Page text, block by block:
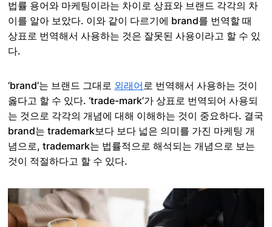
법률 용어와 마케팅이라는 차이로 상표와 브랜드 각각의 차
이를 알아 보았다. 이와 같이 다르기에 brand를 번역할 때
상표로 번역해서 사용하는 것은 잘못된 사용이라고 할 수 있
다.
‘brand’는 브랜드 그대로 외래어로 번역해서 사용하는 것이
옳다고 할 수 있다. ‘trade-mark’가 상표로 번역되어 사용되
는 것으로 각각의 개념에 대해 이해하는 것이 중요하다. 결국
brand는 trademark보다 보다 넓은 의미를 가진 마케팅 개
념으로, trademark는 법률적으로 해석되는 개념으로 보는
것이 적절하다고 할 수 있다.